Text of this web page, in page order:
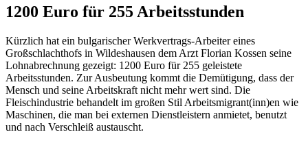
1200 Euro für 255 Arbeitsstunden
Kürzlich hat ein bulgarischer Werkvertrags-Arbeiter eines
Großschlachthofs in Wildeshausen dem Arzt Florian Kossen seine
Lohnabrechnung gezeigt: 1200 Euro für 255 geleistete
Arbeitsstunden. Zur Ausbeutung kommt die Demütigung, dass der
Mensch und seine Arbeitskraft nicht mehr wert sind. Die
Fleischindustrie behandelt im großen Stil Arbeitsmigrant(inn)en wie
Maschinen, die man bei externen Dienstleistern anmietet, benutzt
und nach Verschleiß austauscht.